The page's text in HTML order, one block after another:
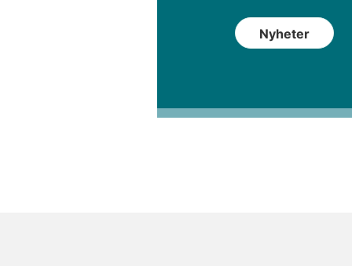
Nyheter